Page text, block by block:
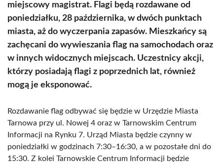
miejscowy magistrat. Flagi będą rozdawane od
poniedziałku, 28 października, w dwóch punktach
miasta, aż do wyczerpania zapasów. Mieszkańcy są
zachęcani do wywieszania flag na samochodach oraz
w innych widocznych miejscach. Uczestnicy akcji,
którzy posiadają flagi z poprzednich lat, również
mogą je eksponować.
Rozdawanie flag odbywać się będzie w Urzędzie Miasta
Tarnowa przy ul. Nowej 4 oraz w Tarnowskim Centrum
Informacji na Rynku 7. Urząd Miasta będzie czynny w
poniedziałki w godzinach 7:30–16:30, a w pozostałe dni do
15:30. Z kolei Tarnowskie Centrum Informacji będzie